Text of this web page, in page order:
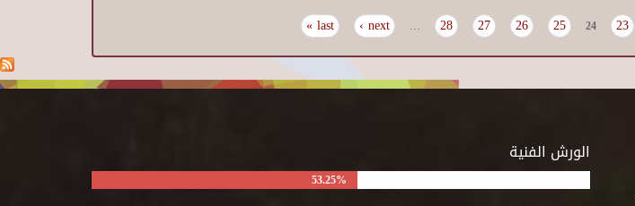
23
24
25
26
27
28
…
next ›
last »
الورش الفنية
53.25%